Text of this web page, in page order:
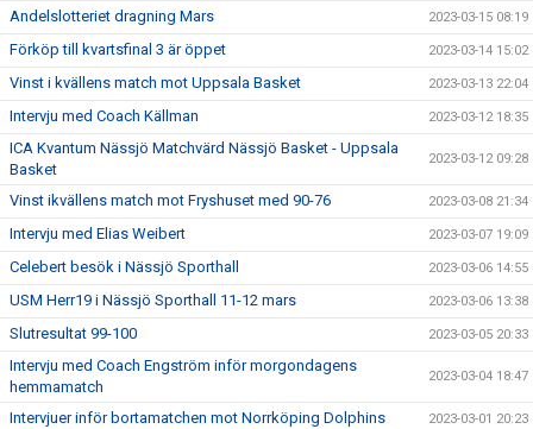
Andelslotteriet dragning Mars 2023-03-15 08:19
Förköp till kvartsfinal 3 är öppet 2023-03-14 15:02
Vinst i kvällens match mot Uppsala Basket 2023-03-13 22:04
Intervju med Coach Källman 2023-03-12 18:35
ICA Kvantum Nässjö Matchvärd Nässjö Basket - Uppsala
Basket
2023-03-12 09:28
Vinst ikvällens match mot Fryshuset med 90-76 2023-03-08 21:34
Intervju med Elias Weibert 2023-03-07 19:09
Celebert besök i Nässjö Sporthall 2023-03-06 14:55
USM Herr19 i Nässjö Sporthall 11-12 mars 2023-03-06 13:38
Slutresultat 99-100 2023-03-05 20:33
Intervju med Coach Engström inför morgondagens
hemmamatch
2023-03-04 18:47
Intervjuer inför bortamatchen mot Norrköping Dolphins 2023-03-01 20:23